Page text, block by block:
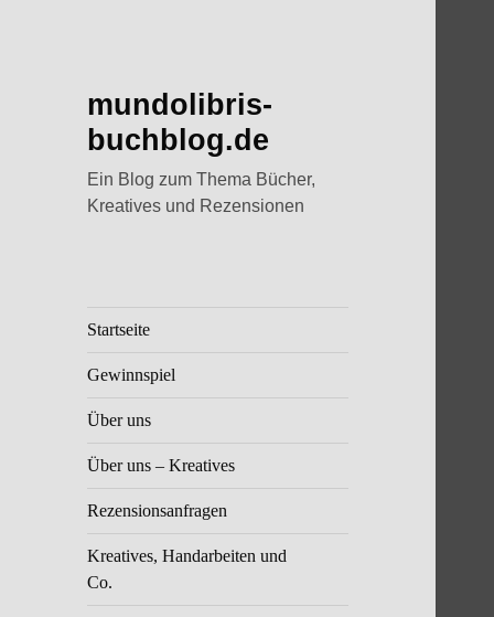
mundolibris-
buchblog.de
Ein Blog zum Thema Bücher,
Kreatives und Rezensionen
Startseite
Gewinnspiel
Über uns
Über uns – Kreatives
Rezensionsanfragen
Kreatives, Handarbeiten und
Co.